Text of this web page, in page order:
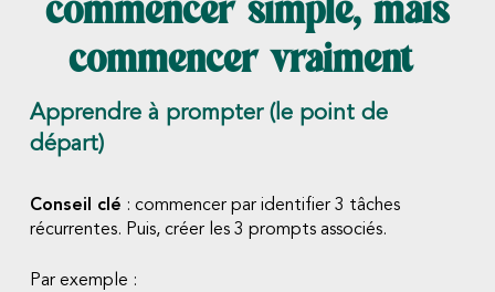
commencer simple, mais
commencer vraiment
Apprendre à prompter (le point de
départ)
Conseil clé : commencer par identifier 3 tâches
récurrentes. Puis, créer les 3 prompts associés.
Par exemple :